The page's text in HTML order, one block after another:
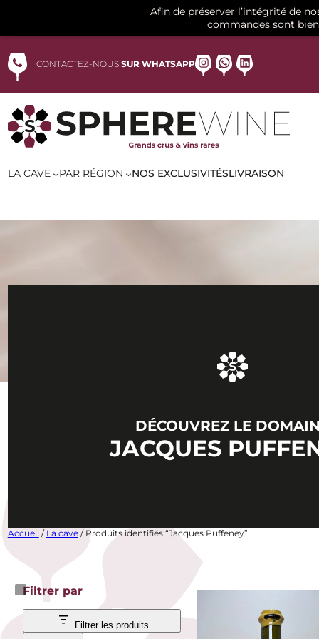
au
contenuCONTACTEZ-NOUS SUR WHATSAPPInstagram
WhatsApp
LinkedIn
LA CAVE PAR RÉGION NOS EXCLUSIVITÉSLIVRAISON
DÉCOUVREZ LE
JACQUES
Accueil / La cave/ Produits identifiés “Jacques Puffeney”
Filtrer par
Filtrer les produits
Afin de préserver l’intégrité de
commandes sont